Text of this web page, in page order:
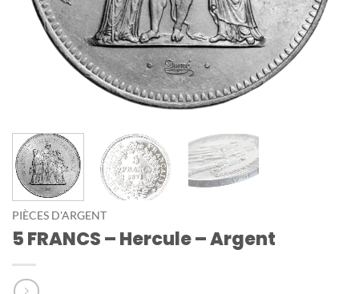
PIÈCES D'ARGENT
5 FRANCS – Hercule – Argent